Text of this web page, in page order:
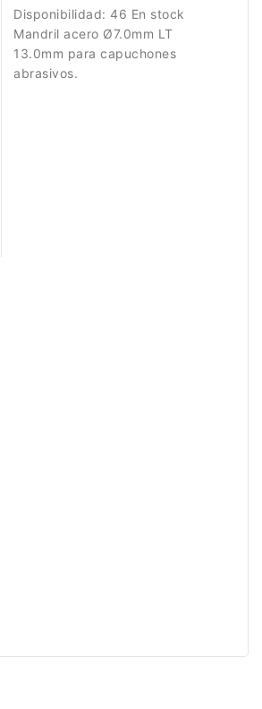
Disponibilidad:46 En stock
Mandril acero Ø7.0mm LT
13.0mm para capuchones
abrasivos.